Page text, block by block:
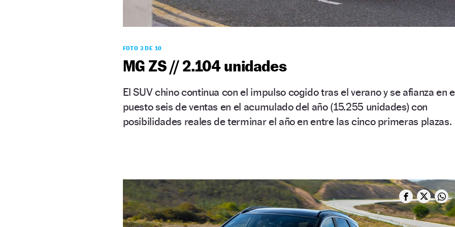
FOTO 3 DE 10
MG ZS // 2.104 unidades
El SUV chino continua con el impulso cogido tras el verano y se afianza en
puesto seis de ventas en el acumulado del año (15.255 unidades) con
posibilidades reales de terminar el año en entre las cinco primeras plazas.